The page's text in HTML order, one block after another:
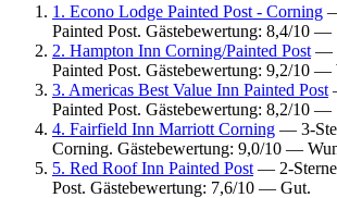
1. Econo Lodge Painted Post - Corning
Painted Post. Gästebewertung: 8,4/10 —
2. Hampton Inn Corning/Painted Post —
Painted Post. Gästebewertung: 9,2/10 —
3. Americas Best Value Inn Painted Post
Painted Post. Gästebewertung: 8,2/10 —
4. Fairfield Inn Marriott Corning — 3-
Corning. Gästebewertung: 9,0/10 —
5. Red Roof Inn Painted Post — 2-
Post. Gästebewertung: 7,6/10 — Gut.